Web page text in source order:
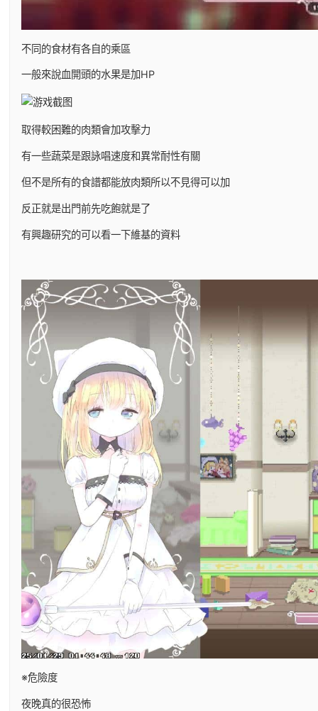
不同的食材有各自的乘區
一般來說血開頭的水果是加HP
取得較困難的肉類會加攻擊力
有一些蔬菜是跟詠唱速度和異常耐性有關
但不是所有的食譜都能放肉類所以不見得可以加
反正就是出門前先吃飽就是了
有興趣研究的可以看一下維基的資料
※危險度
夜晚真的很恐怖